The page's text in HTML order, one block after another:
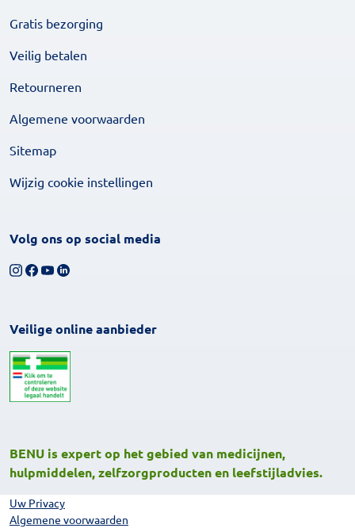
Gratis bezorging
Veilig betalen
Retourneren
Algemene voorwaarden
Sitemap
Wijzig cookie instellingen
Volg ons op social media
Volg ons op Instagram
Volg ons op Facebook
Bekijk ons YouTube-kanaal
Volg ons op LinkedIn
Veilige online aanbieder
BENU is expert op het gebied van medicijnen,
hulpmiddelen, zelfzorgproducten en leefstijladvies.
Uw Privacy
Algemene voorwaarden